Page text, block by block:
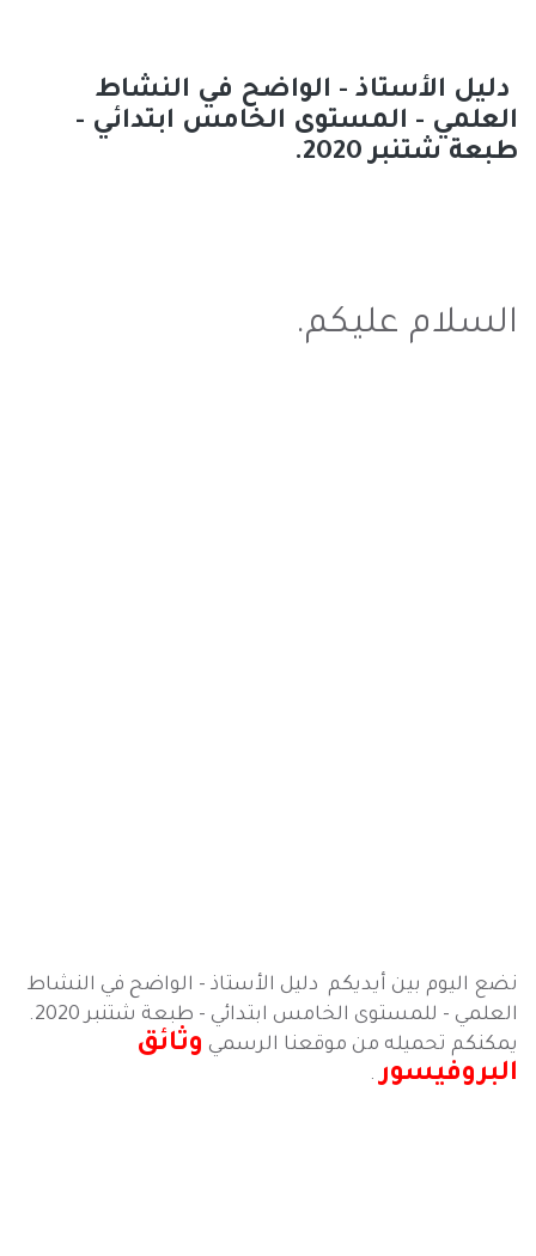
دليل الأستاذ - الواضح في النشاط
العلمي - المستوى الخامس ابتدائي -
طبعة شتنبر 2020.
السلام عليكم.
نضع اليوم بين أيديكم دليل الأستاذ - الواضح في النشاط
العلمي - للمستوى الخامس ابتدائي - طبعة شتنبر 2020.
يمكنكم تحميله من موقعنا الرسمي وثائق
البروفيسور.